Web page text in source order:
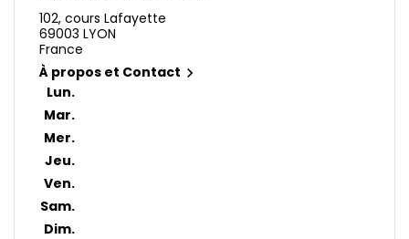
102, cours Lafayette
69003 LYON
France
À propos et Contact 
Lun.
Mar.
Mer.
Jeu.
Ven.
Sam.
Dim.